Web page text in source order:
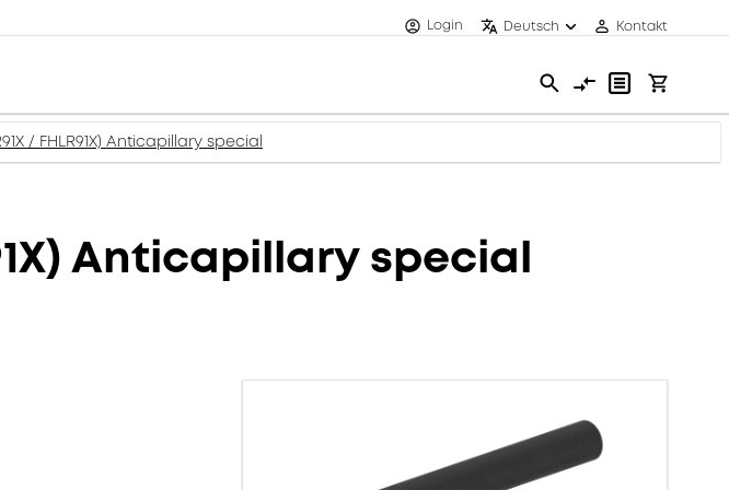
Login Deutsch Kontakt
/ FHLR91X) Anticapillary special
Anticapillary special